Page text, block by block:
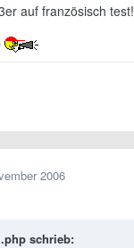
auf französisch test!
2006
schrieb: